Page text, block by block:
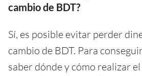
cambio de BDT?
Sí, es posible evitar perder
cambio de BDT. Para
saber dónde y cómo realizar